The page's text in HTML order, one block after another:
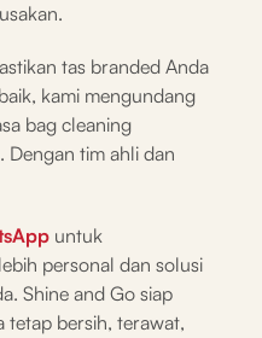
tas branded Anda
kami mengundang
bag cleaning
. Dengan tim ahli dan
untuk
personal dan solusi
Shine and Go siap
tetap bersih, terawat,